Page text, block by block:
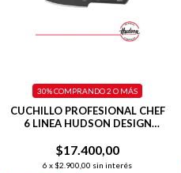
CUCHILLO PROFESIONAL CHEF
6 LINEA HUDSON DESIGN
$17.400,00
6 x $2.900,00 sin interés
30%COMPRANDO 2 O MÁS